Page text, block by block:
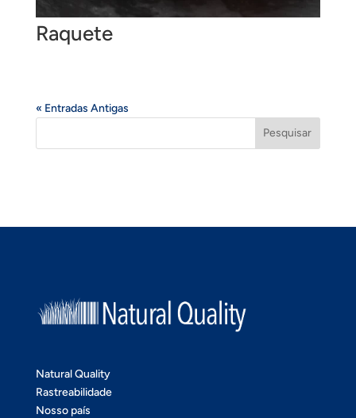
Raquete
« Entradas Antigas
Pesquisar
Natural Quality
Rastreabilidade
Nosso país